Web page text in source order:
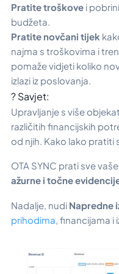
Pratite troškove i
budžeta.
Pratite novčani tijek
najma s troškovima i
pomaže vidjeti koliko
izlazi iz poslovanja.
? Savjet:
Upravljanje s više
različitih financijskih
od njih. Kako lako pratiti
OTA SYNC prati sve
ažurne i točne
Nadalje, nudi Napredne
prihodima, financijama i